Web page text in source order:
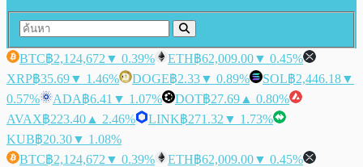
BTC฿2,124,672 ▼ 0.39% ETH฿62,009.00▼ 0.45%
XRP฿35.69▼ 1.46% DOGE฿2.33▼ 0.89% SOL฿2,446.18▼
0.57%
ADA฿6.41 ▼ 1.07% DOT฿27.69 ▲ 0.80%
AVAX฿223.40 ▲ 2.46% LINK฿271.32 ▼ 1.73%
KUB฿20.30▼ 1.08%
BTC฿2,124,672 ▼ 0.39% ETH฿62,009.00▼ 0.45%